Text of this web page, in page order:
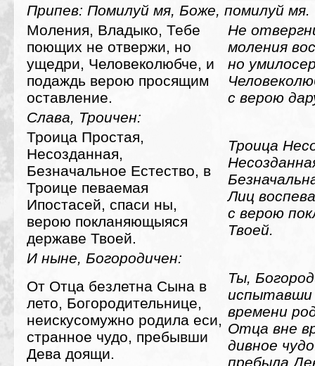
Припев: Помилуй мя, Боже, помилуй мя.
Моления, Владыко, Тебе
поющих не отвержи, но
ущедри, Человеколюбче, и
подаждь верою просящим
оставление.
Не
моления
но
с верою
Слава, Троичен:
Троица Простая,
Несозданная,
Безначальное Естество, в
Троице певаемая
Ипостасей, спаси ны,
верою покланяющыяся
державе Твоей.
Троица
Лиц
с верою
Твоей.
И ныне, Богородичен:
От Отца безлетна Сына в
лето, Богородительнице,
неискусомужно родила еси,
странное чудо, пребывши
Дева доящи.
Ты,
испытавши
времени
Отца вне
дивное
пребыла